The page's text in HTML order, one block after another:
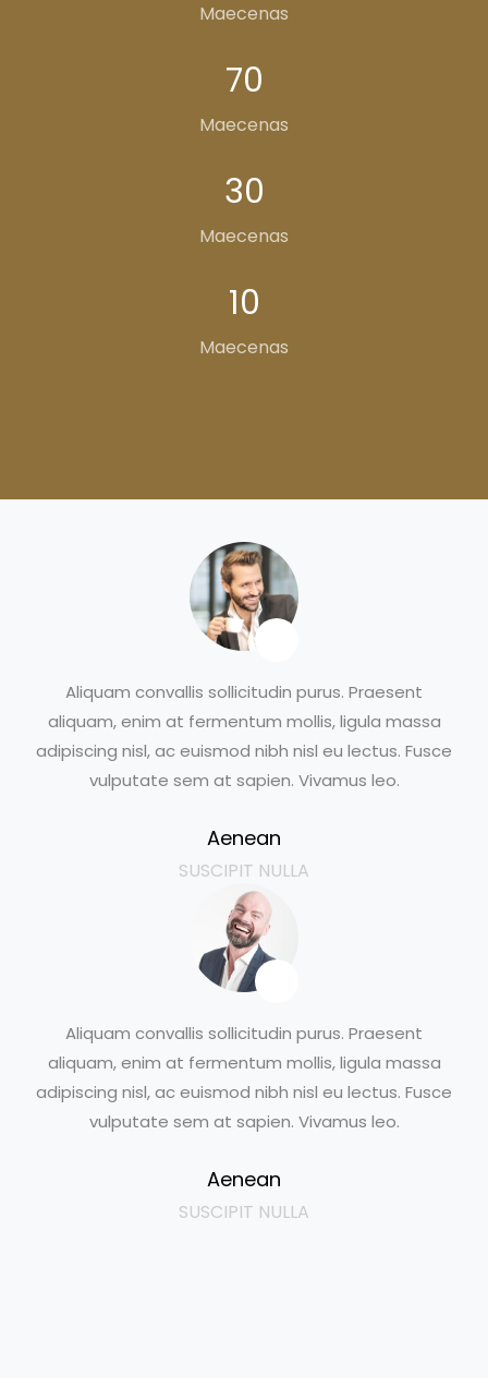
Maecenas
70
Maecenas
30
Maecenas
10
Maecenas
Aliquam convallis sollicitudin purus. Praesent
aliquam, enim at fermentum mollis, ligula massa
adipiscing nisl, ac euismod nibh nisl eu lectus. Fusce
vulputate sem at sapien. Vivamus leo.
Aenean
SUSCIPIT NULLA
Aliquam convallis sollicitudin purus. Praesent
aliquam, enim at fermentum mollis, ligula massa
adipiscing nisl, ac euismod nibh nisl eu lectus. Fusce
vulputate sem at sapien. Vivamus leo.
Aenean
SUSCIPIT NULLA